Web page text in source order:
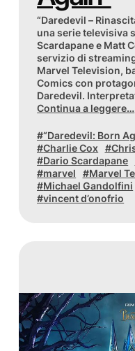
“Daredevil –
una serie televisiva
Scardapane e Matt
servizio di
Marvel Television,
Comics con
Daredevil.
Continua a leggere…
“Daredevil: Born
Charlie Cox
Dario Scardapane
marvel
Marvel
Michael Gandolfini
vincent d’onofrio